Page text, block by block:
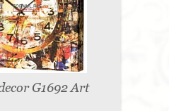
G1692 Art